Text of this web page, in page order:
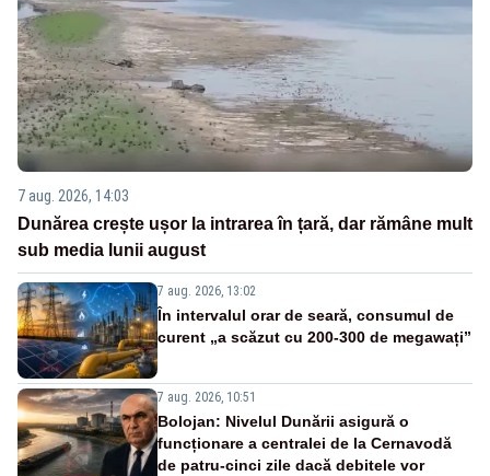
7 aug. 2026, 14:03
Dunărea crește ușor la intrarea în țară, dar rămâne mult
sub media lunii august
7 aug. 2026, 13:02
În intervalul orar de seară, consumul de
curent „a scăzut cu 200-300 de megawați”
7 aug. 2026, 10:51
Bolojan: Nivelul Dunării asigură o
funcționare a centralei de la Cernavodă
de patru-cinci zile dacă debitele vor